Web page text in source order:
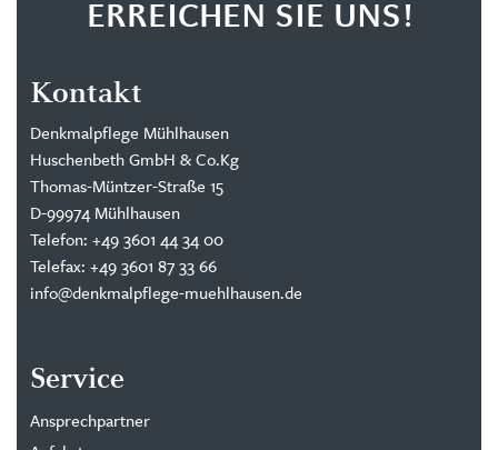
ERREICHEN SIE UNS!
Kontakt
Denkmalpflege Mühlhausen
Huschenbeth GmbH & Co.Kg
Thomas-Müntzer-Straße 15
D-99974 Mühlhausen
Telefon: +49 3601 44 34 00
Telefax: +49 3601 87 33 66
info@denkmalpflege-muehlhausen.de
Service
Ansprechpartner